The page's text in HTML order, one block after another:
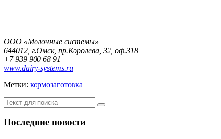
ООО «Молочные системы»
644012, г.Омск, пр.Королева, 32, оф.318
+7 939 900 68 91
www.dairy-systems.ru
Метки: кормозаготовка
Последние новости